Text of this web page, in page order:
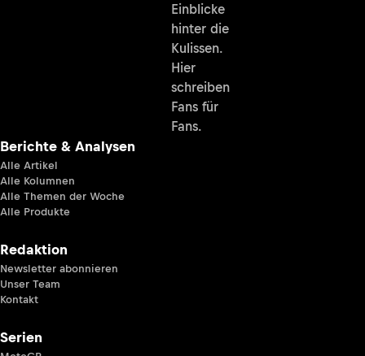
Einblicke
hinter die
Kulissen.
Hier
schreiben
Fans für
Fans.
Berichte & Analysen
Alle Artikel
Alle Kolumnen
Alle Themen der Woche
Alle Produkte
Redaktion
Newsletter abonnieren
Unser Team
Kontakt
Serien